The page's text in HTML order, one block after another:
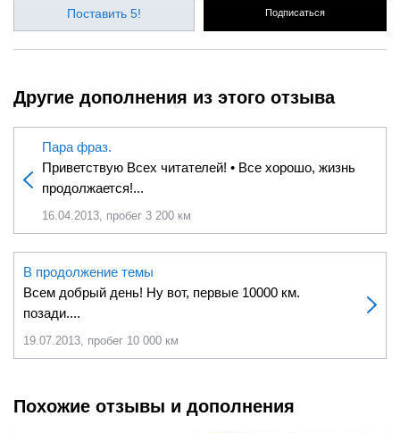
Поставить 5! Подписаться
Другие дополнения из этого отзыва
Пара фраз.
Приветствую Всех читателей! • Все хорошо, жизнь
продолжается!...
16.04.2013, пробег 3 200 км
В продолжение темы
Всем добрый день! Ну вот, первые 10000 км.
позади....
19.07.2013, пробег 10 000 км
Похожие отзывы и дополнения